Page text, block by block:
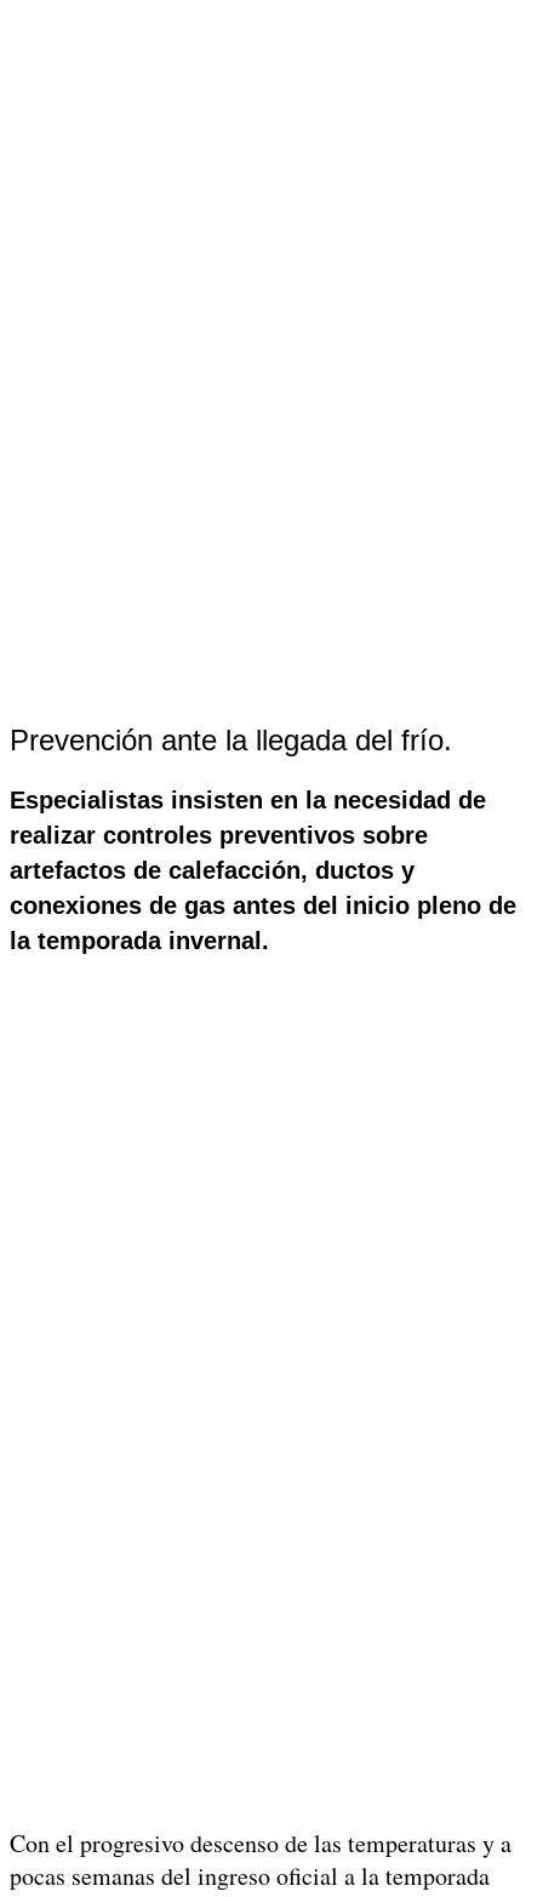
Prevención ante la llegada del frío.
Especialistas insisten en la necesidad de
realizar controles preventivos sobre
artefactos de calefacción, ductos y
conexiones de gas antes del inicio pleno de
la temporada invernal.
Con el progresivo descenso de las temperaturas y a
pocas semanas del ingreso oficial a la temporada